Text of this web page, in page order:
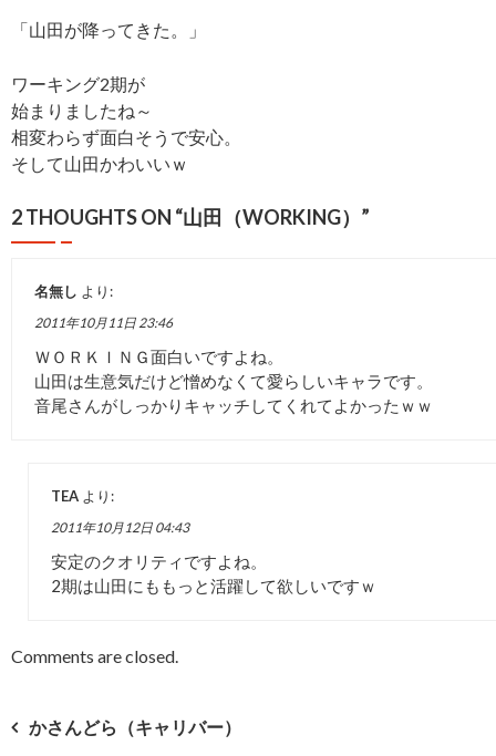
「山田が降ってきた。」
ワーキング2期が
始まりましたね～
相変わらず面白そうで安心。
そして山田かわいいｗ
2 THOUGHTS ON “山田（WORKING） ”
名無し より:
2011年10月11日 23:46
ＷＯＲＫＩＮＧ面白いですよね。
山田は生意気だけど憎めなくて愛らしいキャラです。
音尾さんがしっかりキャッチしてくれてよかったｗｗ
TEA より:
2011年10月12日 04:43
安定のクオリティですよね。
2期は山田にももっと活躍して欲しいですｗ
Comments are closed.
投かさんどら（キャリバー）